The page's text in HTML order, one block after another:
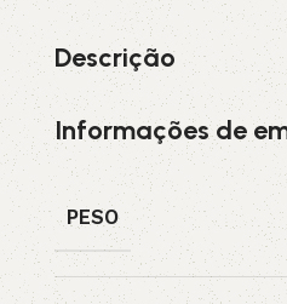
CX
PL
XPA
Descrição
Informações de
PESO